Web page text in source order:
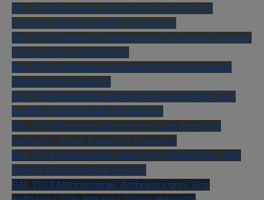
RAL 7009Grüngrau, Green grey, Gris vert, Gris
verdoso, Grigio verdastro, Groengrijs
RAL 7010Zeltgrau, Tarpaulin grey, Gris tente, Gris lona,
Grigio tenda, Zeildoekgrijs
RAL 7011 Eisengrau, Iron grey, Gris fer, Gris hierro,
Grigio ferro, IJzergrijs
RAL 7012Basaltgrau, Basalt grey, Gris basalte, Gris
basalto, Grigio basalto, Bazaltgrijs
RAL 7013Braungrau, Brown grey, Gris brun, Gris
parduzco, Grigio brunastro, Bruingrijs
RAL 7015Schiefergrau, Slate grey, Gris ardoise, Gris
pizarra, Grigio ardesia, Leigrijs
RAL 7016Anthrazitgrau, Anthracite grey, Gris